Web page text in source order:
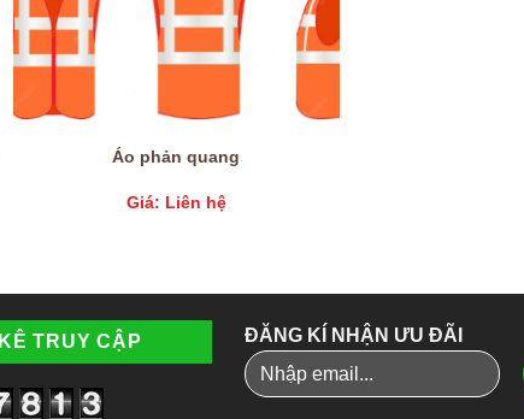
Áo phản quang
Giá: Liên hệ
TRUY CẬP ĐĂNG KÍ NHẬN ƯU ĐÃI